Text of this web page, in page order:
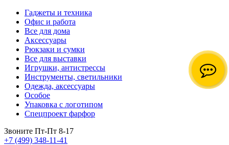
Гаджеты и техника
Офис и работа
Все для дома
Аксессуары
Рюкзаки и сумки
Все для выставки
Игрушки, антистрессы
Инструменты, светильники
Одежда, аксессуары
Особое
Упаковка с логотипом
Спецпроект фарфор
Звоните Пт-Пт 8-17
+7 (499) 348-11-41